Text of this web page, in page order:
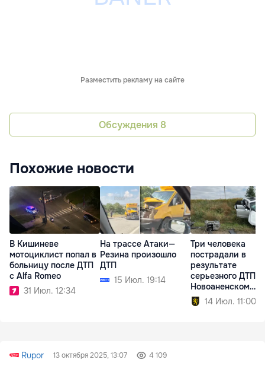
Разместить рекламу на сайте
Обсуждения 8
Похожие новости
В Кишиневе
мотоциклист попал в
больницу после ДТП
с Alfa Romeo
31 Июл. 12:34
На трассе Атаки—
Резина произошло
ДТП
15 Июл. 19:14
Три человека
пострадали в
результате
серьезного ДТП в
Новоаненском
районе14 Июл. 11:00
Rupor 13 октября 2025, 13:07 4 109